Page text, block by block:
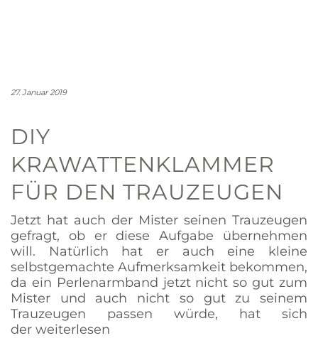
27. Januar 2019
DIY
KRAWATTENKLAMMER
FÜR DEN TRAUZEUGEN
Jetzt hat auch der Mister seinen Trauzeugen
gefragt, ob er diese Aufgabe übernehmen
will. Natürlich hat er auch eine kleine
selbstgemachte Aufmerksamkeit bekommen,
da ein Perlenarmband jetzt nicht so gut zum
Mister und auch nicht so gut zu seinem
Trauzeugen passen würde, hat sich
der weiterlesen